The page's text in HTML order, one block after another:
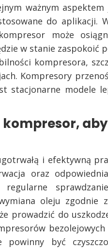
ważnym
do aplikacji.
może
w stanie zaspokoić
kompresora,
Kompresory
stacjonarne modele
i efektywną
oraz
regularne
oleju zgodnie
prowadzić do
powinny być